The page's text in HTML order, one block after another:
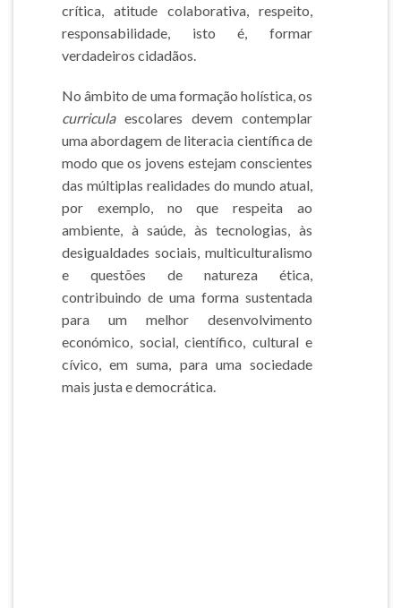
crítica, atitude colaborativa, respeito,
responsabilidade, isto é, formar
verdadeiros cidadãos.
No âmbito de uma formação holística, os
curriculaescolares devem contemplar
uma abordagem de literacia científica de
modo que os jovens estejam conscientes
das múltiplas realidades do mundo atual,
por exemplo, no que respeita ao
ambiente, à saúde, às tecnologias, às
desigualdades sociais, multiculturalismo
e questões de natureza ética,
contribuindo de uma forma sustentada
para um melhor desenvolvimento
económico, social, científico, cultural e
cívico, em suma, para uma sociedade
mais justa e democrática.